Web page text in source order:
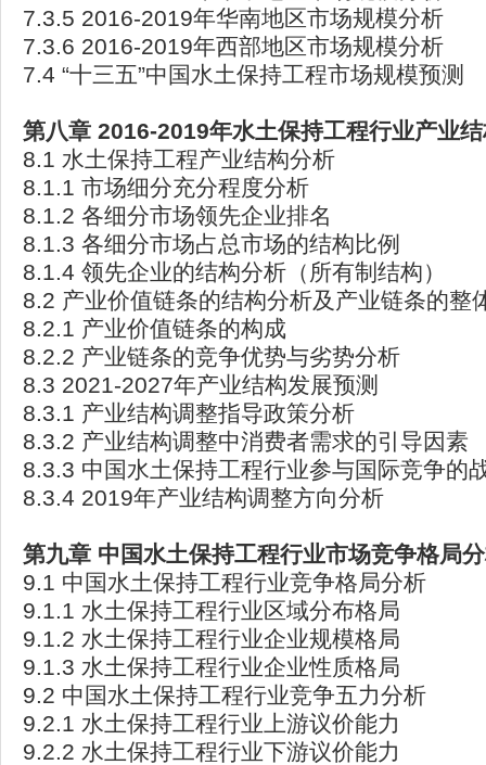
7.3.5 2016-2019年华南地区市场规模分析
7.3.6 2016-2019年西部地区市场规模分析
7.4 “十三五”中国水土保持工程市场规模预测
第八章 2016-2019年水土保持工程行业产业
8.1 水土保持工程产业结构分析
8.1.1 市场细分充分程度分析
8.1.2 各细分市场领先企业排名
8.1.3 各细分市场占总市场的结构比例
8.1.4 领先企业的结构分析（所有制结构）
8.2 产业价值链条的结构分析及产业链条的整
8.2.1 产业价值链条的构成
8.2.2 产业链条的竞争优势与劣势分析
8.3 2021-2027年产业结构发展预测
8.3.1 产业结构调整指导政策分析
8.3.2 产业结构调整中消费者需求的引导因素
8.3.3 中国水土保持工程行业参与国际竞争的
8.3.4 2019年产业结构调整方向分析
第九章 中国水土保持工程行业市场竞争格局
9.1 中国水土保持工程行业竞争格局分析
9.1.1 水土保持工程行业区域分布格局
9.1.2 水土保持工程行业企业规模格局
9.1.3 水土保持工程行业企业性质格局
9.2 中国水土保持工程行业竞争五力分析
9.2.1 水土保持工程行业上游议价能力
9.2.2 水土保持工程行业下游议价能力